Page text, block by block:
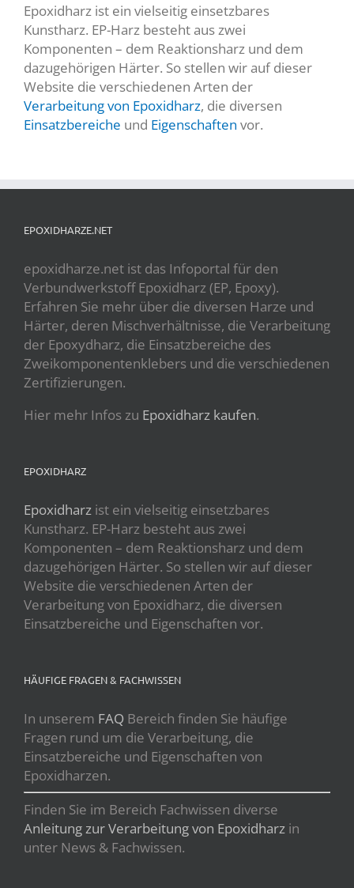
Epoxidharz ist ein vielseitig einsetzbares
Kunstharz. EP-Harz besteht aus zwei
Komponenten – dem Reaktionsharz und dem
dazugehörigen Härter. So stellen wir auf dieser
Website die verschiedenen Arten der
Verarbeitung von Epoxidharz, die diversen
Einsatzbereiche und Eigenschaften vor.
EPOXIDHARZE.NET
epoxidharze.net ist das Infoportal für den
Verbundwerkstoff Epoxidharz (EP, Epoxy).
Erfahren Sie mehr über die diversen Harze und
Härter, deren Mischverhältnisse, die Verarbeitung
der Epoxydharz, die Einsatzbereiche des
Zweikomponentenklebers und die verschiedenen
Zertifizierungen.
Hier mehr Infos zu Epoxidharz kaufen.
EPOXIDHARZ
Epoxidharz ist ein vielseitig einsetzbares
Kunstharz. EP-Harz besteht aus zwei
Komponenten – dem Reaktionsharz und dem
dazugehörigen Härter. So stellen wir auf dieser
Website die verschiedenen Arten der
Verarbeitung von Epoxidharz, die diversen
Einsatzbereiche und Eigenschaften vor.
HÄUFIGE FRAGEN & FACHWISSEN
In unserem FAQ Bereich finden Sie häufige
Fragen rund um die Verarbeitung, die
Einsatzbereiche und Eigenschaften von
Epoxidharzen.
Finden Sie im Bereich Fachwissen diverse
Anleitung zur Verarbeitung von Epoxidharz in
unter News & Fachwissen.